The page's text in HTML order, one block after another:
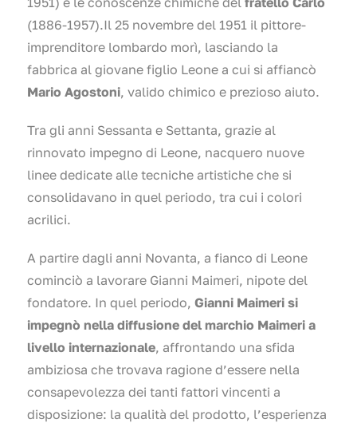
(1886-1957).Il 25 novembre del 1951 il pittore-
imprenditore lombardo morì, lasciando la
fabbrica al giovane figlio Leone a cui si affiancò
Mario Agostoni, valido chimico e prezioso aiuto.
Tra gli anni Sessanta e Settanta, grazie al
rinnovato impegno di Leone, nacquero nuove
linee dedicate alle tecniche artistiche che si
consolidavano in quel periodo, tra cui i colori
acrilici.
A partire dagli anni Novanta, a fianco di Leone
cominciò a lavorare Gianni Maimeri, nipote del
fondatore. In quel periodo, Gianni Maimeri si
impegnò nella diffusione del marchio Maimeri a
livello internazionale, affrontando una sfida
ambiziosa che trovava ragione d’essere nella
consapevolezza dei tanti fattori vincenti a
disposizione: la qualità del prodotto, l’esperienza